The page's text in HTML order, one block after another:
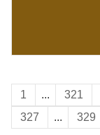
1 ... 321
327
... 329